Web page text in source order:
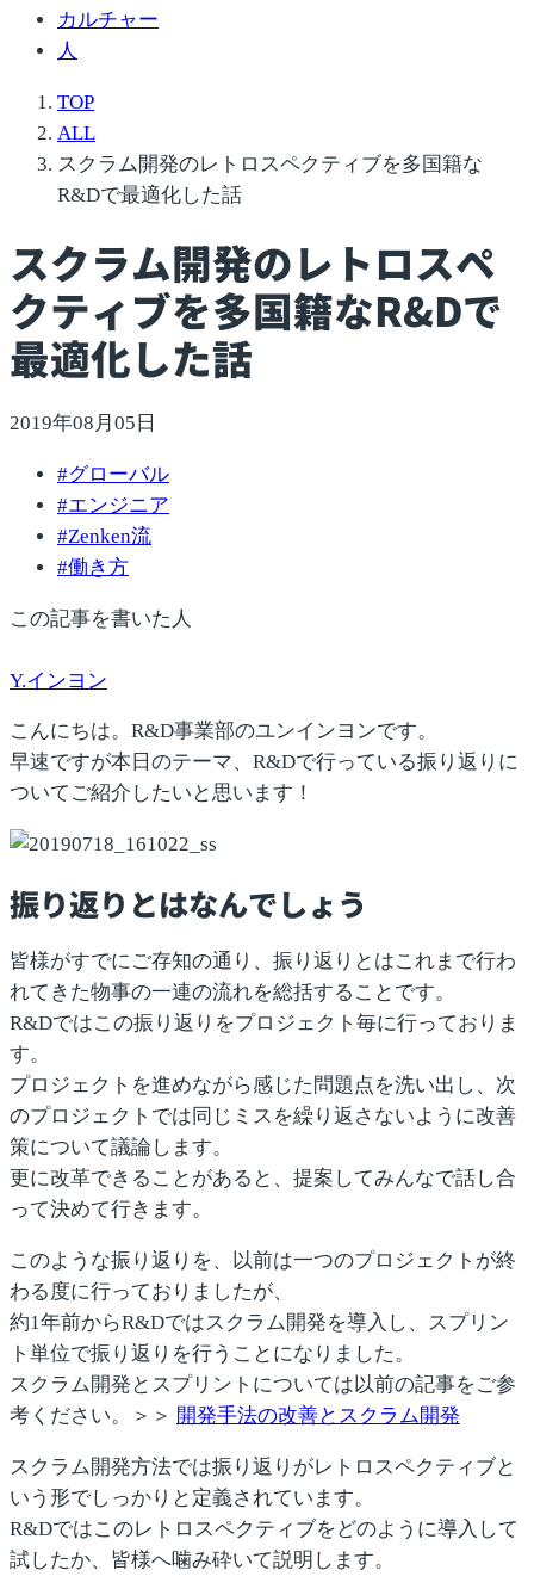
カルチャー
人
TOP
ALL
スクラム開発のレトロスペクティブを多国籍な
R&Dで最適化した話
スクラム開発のレトロスペ
クティブを多国籍なR&Dで
最適化した話
2019年08月05日
#グローバル
#エンジニア
#Zenken流
#働き方
この記事を書いた人
Y.インヨン
こんにちは。R&D事業部のユンインヨンです。
早速ですが本日のテーマ、R&Dで行っている振り返り に
ついてご紹介したいと思います！
振り返りとはなんでしょう
皆様がすでにご存知の通り、振り返りとはこれまで行わ
れてきた物事の一連の流れを総括することです。
R&Dではこの振り返りをプロジェクト毎に行っておりま
す。
プロジェクトを進めながら感じた問題点を洗い出し、 次
のプロジェクトでは同じミスを繰り返さないように改善
策について議論 します。
更に改革できることがあると、提案してみんなで話し合
って決めて行きます。
このような振り返りを、以前は一つのプロジェクトが終
わる度に行っておりましたが、
約1年前からR&Dではスクラム開発を導入し、スプリン
ト単位で振り返りを行うことになりました。
スクラム開発とスプリントについては以前の記事をご参
考ください。＞＞ 開発手法の改善とスクラム開発
スクラム開発方法では振り返りがレトロスペクティブと
いう形でしっかりと定義されています。
R&Dではこのレトロスペクティブをどのように導入して
試したか、皆様へ噛み砕いて説明します。